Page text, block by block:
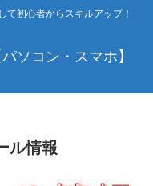
て初心者からスキルアップ！
ソコン・スマホ】
ル情報